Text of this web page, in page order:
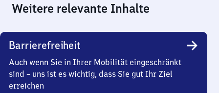
Weitere relevante Inhalte
Barrierefreiheit
Auch wenn Sie in Ihrer Mobilität eingeschränkt
sind – uns ist es wichtig, dass Sie gut Ihr Ziel
erreichen